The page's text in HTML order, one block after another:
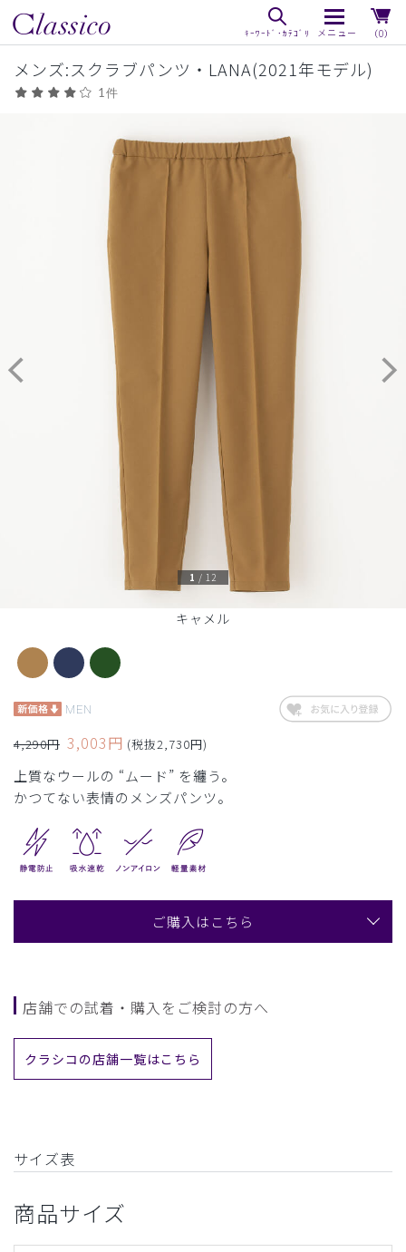
（0）
メンズ:スクラブパンツ・LANA(2021年モデル)
1件
キャメル
1 / 12
MEN
4,290円 3,003円 (税抜2,730円)
上質なウールの “ムード” を纏う。
かつてない表情のメンズパンツ。
ご購入はこちら
店舗での試着・購入をご検討の方へ
クラシコの店舗一覧はこちら
サイズ表
商品サイズ